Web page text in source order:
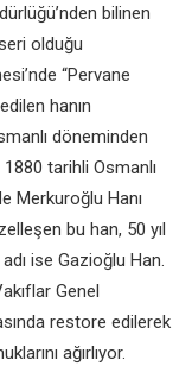
bilinen
olduğu
“Pervane
hanın
döneminden
tarihli Osmanlı
Merkuroğlu Hanı
bu han, 50 yıl
ise Gazioğlu Han.
Genel
restore edilerek
ağırlıyor.